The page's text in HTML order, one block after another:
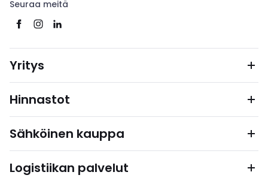
Seuraa meitä
Yritys
Hinnastot
Sähköinen kauppa
Logistiikan palvelut